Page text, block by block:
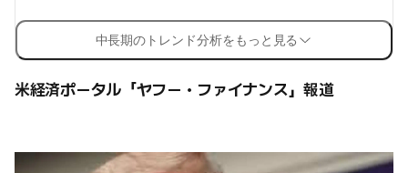
中長期のトレンド分析をもっと見る
米経済ポータル「ヤフー・ファイナンス」報道